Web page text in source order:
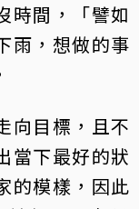
時間，「譬如
雨，想做的事
向目標，且不
當下最好的狀
的模樣，因此